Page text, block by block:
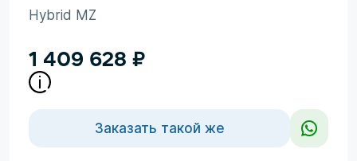
Hybrid MZ
1 409 628 ₽
Заказать такой же